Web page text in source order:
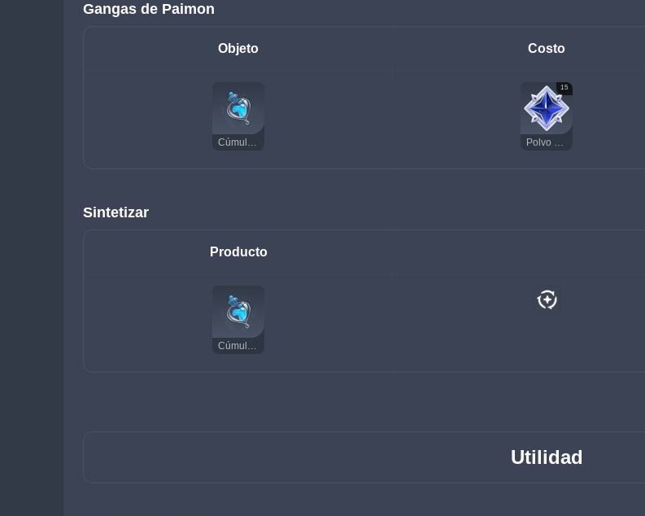
Gangas de Paimon
Objeto Costo
Cúmulo de légamo
15
Polvo estelar sin dueño
Sintetizar
Producto
Cúmulo de légamo
Utilidad